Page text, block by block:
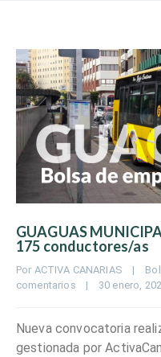
GUAGUAS
175 conductores/as
Por ACTIVA CANARIAS |
comentarios
| 30 enero,
Nueva convocatoria
gestionada por